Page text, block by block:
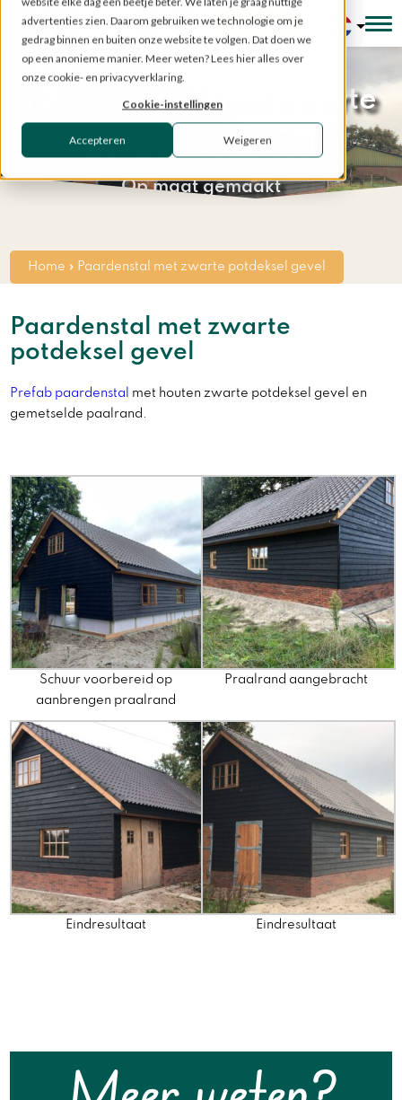
advertenties zien. Daarom gebruiken we technologie om je
gedrag binnen en buiten onze website te volgen. Dat doen we
op een anonieme manier. Meer weten? Lees hier alles over
onze cookie- en privacyverklaring.
Cookie-instellingen
Accepteren Weigeren
Configurator
Paardenstal met zwarte
potdeksel gevel
Op maat gemaakt
Home » Paardenstal met zwarte potdeksel gevel
Paardenstal met zwarte
potdeksel gevel
Prefab paardenstal
met houten zwarte potdeksel gevel en
gemetselde paalrand.
Schuur voorbereid op
aanbrengen praalrand
Praalrand aangebracht
Eindresultaat Eindresultaat